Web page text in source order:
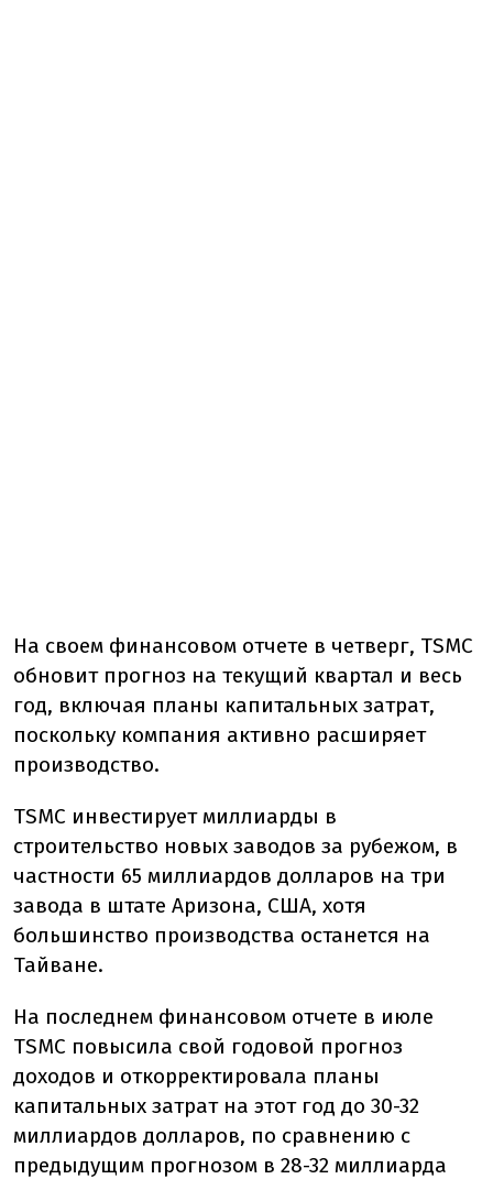
На своем финансовом отчете в четверг, TSMC
обновит прогноз на текущий квартал и весь
год, включая планы капитальных затрат,
поскольку компания активно расширяет
производство.
TSMC инвестирует миллиарды в
строительство новых заводов за рубежом, в
частности 65 миллиардов долларов на три
завода в штате Аризона, США, хотя
большинство производства останется на
Тайване.
На последнем финансовом отчете в июле
TSMC повысила свой годовой прогноз
доходов и откорректировала планы
капитальных затрат на этот год до 30-32
миллиардов долларов, по сравнению с
предыдущим прогнозом в 28-32 миллиарда